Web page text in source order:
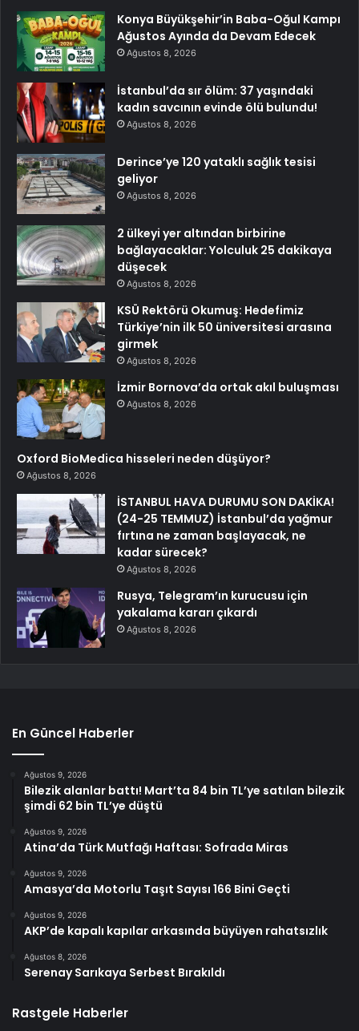
Konya Büyükşehir’in Baba-Oğul Kampı
Ağustos Ayında da Devam Edecek
Ağustos 8, 2026
İstanbul’da sır ölüm: 37 yaşındaki
kadın savcının evinde ölü bulundu!
Ağustos 8, 2026
Derince’ye 120 yataklı sağlık tesisi
geliyor
Ağustos 8, 2026
2 ülkeyi yer altından birbirine
bağlayacaklar: Yolculuk 25 dakikaya
düşecek
Ağustos 8, 2026
KSÜ Rektörü Okumuş: Hedefimiz
Türkiye’nin ilk 50 üniversitesi arasına
girmek
Ağustos 8, 2026
İzmir Bornova’da ortak akıl buluşması
Ağustos 8, 2026
Oxford BioMedica hisseleri neden düşüyor?
Ağustos 8, 2026
İSTANBUL HAVA DURUMU SON DAKİKA!
(24-25 TEMMUZ) İstanbul’da yağmur
fırtına ne zaman başlayacak, ne
kadar sürecek?
Ağustos 8, 2026
Rusya, Telegram’ın kurucusu için
yakalama kararı çıkardı
Ağustos 8, 2026
En Güncel Haberler
Ağustos 9, 2026
Bilezik alanlar battı! Mart’ta 84 bin TL’ye satılan bilezik
şimdi 62 bin TL’ye düştü
Ağustos 9, 2026
Atina’da Türk Mutfağı Haftası: Sofrada Miras
Ağustos 9, 2026
Amasya’da Motorlu Taşıt Sayısı 166 Bini Geçti
Ağustos 9, 2026
AKP’de kapalı kapılar arkasında büyüyen rahatsızlık
Ağustos 8, 2026
Serenay Sarıkaya Serbest Bırakıldı
Rastgele Haberler